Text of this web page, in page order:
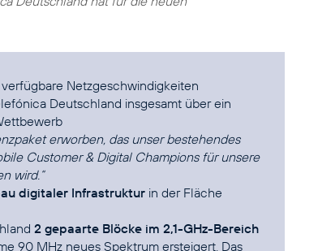
Netzgeschwindigkeiten
Deutschland insgesamt über ein
erworben, das unser bestehendes
Customer & Digital Champions für unsere
wird.“
digitaler Infrastruktur in der Fläche
2 gepaarte Blöcke im 2,1-GHz-Bereich
90 MHz neues Spektrum ersteigert. Das